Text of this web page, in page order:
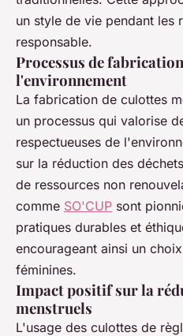
un style de vie pendant les
responsable.
Processus de
l'environnement
La fabrication de culottes
un processus qui valorise
respectueuses de
sur la réduction des
de ressources non
comme SO'CUP sont
pratiques durables et
encourageant ainsi un
féminines.
Impact positif sur la
menstruels
L'usage des culottes de